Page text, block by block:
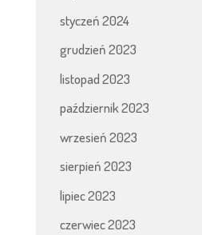
styczeń 2024
grudzień 2023
listopad 2023
październik 2023
wrzesień 2023
sierpień 2023
lipiec 2023
czerwiec 2023